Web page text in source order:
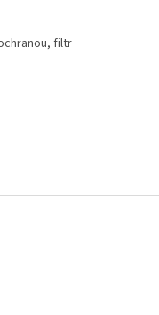
filtr